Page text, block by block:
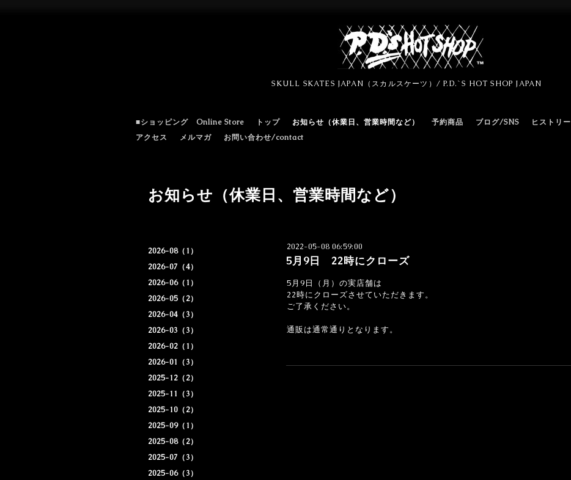
SKULL SKATES JAPAN（スカルスケーツ）/ P.D.`S HOT SHOP JAPAN
■ショッピング Online Store トップ お知らせ（休業日、営業時間など） 予約商品 ブログ/SNS ヒストリー
アクセス
メルマガ お問い合わせ/contact
2026-08（1）
2026-07（4）
2026-06（1）
2026-05（2）
2026-04（3）
2026-03（3）
2026-02（1）
2026-01（3）
2025-12（2）
2025-11（3）
2025-10（2）
2025-09（1）
2025-08（2）
2025-07（3）
2025-06（3）
お知らせ（休業日、営業時間など）
2022-05-08 06:59:00
5月9日 22時にクローズ
5月9日（月）の実店舗は
22時にクローズさせていただきます。
ご了承ください。
通販は通常通りとなります。